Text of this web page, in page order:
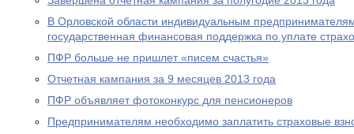
В Орловской области индивидуальным
государственная финансовая поддержка по уплате
ПФР больше не пришлет «писем счастья»
Отчетная кампания за 9 месяцев 2013 года
ПФР объявляет фотоконкурс для пенсионеров
Предпринимателям необходимо заплатить страховые